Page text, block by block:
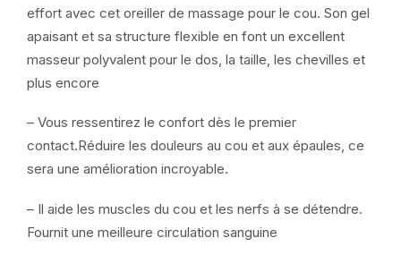
effort avec cet oreiller de massage pour le cou. Son gel
apaisant et sa structure flexible en font un excellent
masseur polyvalent pour le dos, la taille, les chevilles et
plus encore
– Vous ressentirez le confort dès le premier
contact.Réduire les douleurs au cou et aux épaules, ce
sera une amélioration incroyable.
– Il aide les muscles du cou et les nerfs à se détendre.
Fournit une meilleure circulation sanguine